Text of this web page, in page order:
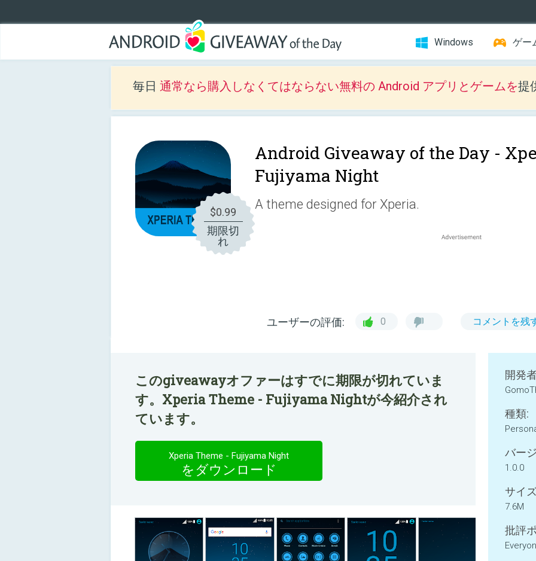
Windows ゲー
毎日 通常なら購入しなくてはならない無料の Android アプリとゲームを提
$0.99
期限切
れ
Android Giveaway of the Day -
Fujiyama Night
A theme designed for Xperia.
ユーザーの評価: 0 コメントを残
このgiveawayオファーはすでに期限が切れていま
す。Xperia Theme - Fujiyama Nightが今紹介され
ています。
Xperia Theme - Fujiyama Night
をダウンロード
開発
種類:
バー
1.0.0
サイ
7.6M
批評